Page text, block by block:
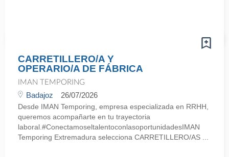
CARRETILLERO/A Y
OPERARIO/A DE FÁBRICA
IMAN TEMPORING
Badajoz 26/07/2026
Desde IMAN Temporing, empresa especializada en RRHH,
queremos acompañarte en tu trayectoria
laboral.#ConectamoseltalentoconlasoportunidadesIMAN
Temporing Extremadura selecciona CARRETILLERO/AS ...